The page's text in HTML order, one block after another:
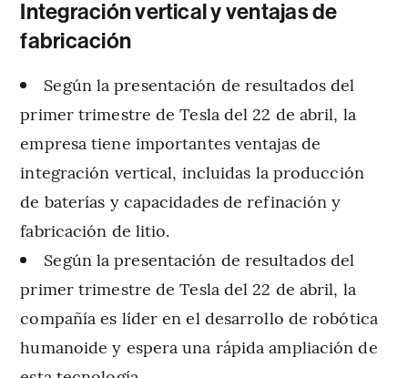
Integración vertical y ventajas de
fabricación
Según la presentación de resultados del
primer trimestre de Tesla del 22 de abril, la
empresa tiene importantes ventajas de
integración vertical, incluidas la producción
de baterías y capacidades de refinación y
fabricación de litio.
Según la presentación de resultados del
primer trimestre de Tesla del 22 de abril, la
compañía es líder en el desarrollo de robótica
humanoide y espera una rápida ampliación de